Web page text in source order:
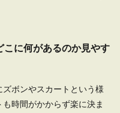
こに何があるのか見やす
ズボンやスカートという様
時間がかからず楽に決ま